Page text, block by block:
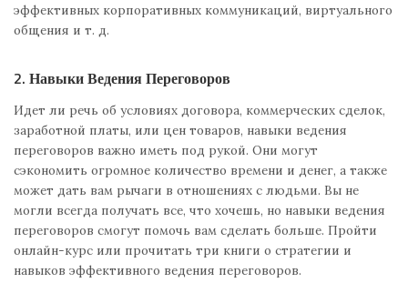
эффективных корпоративных коммуникаций, виртуального
общения и т. д.
2. Навыки Ведения Переговоров
Идет ли речь об условиях договора, коммерческих сделок,
заработной платы, или цен товаров, навыки ведения
переговоров важно иметь под рукой. Они могут
сэкономить огромное количество времени и денег, а также
может дать вам рычаги в отношениях с людьми. Вы не
могли всегда получать все, что хочешь, но навыки ведения
переговоров смогут помочь вам сделать больше. Пройти
онлайн-курс или прочитать три книги о стратегии и
навыков эффективного ведения переговоров.